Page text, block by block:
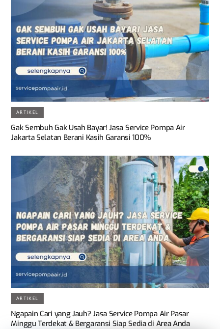
ARTIKEL
Gak Sembuh Gak Usah Bayar! Jasa Service Pompa Air
Jakarta Selatan Berani Kasih Garansi 100%
ARTIKEL
Ngapain Cari yang Jauh? Jasa Service Pompa Air Pasar
Minggu Terdekat & Bergaransi Siap Sedia di Area Anda